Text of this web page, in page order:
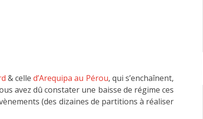
& celled’Arequipa au Pérou, qui s’enchaînent,
avez dû constater une baisse de régime ces
(des dizaines de partitions à réaliser